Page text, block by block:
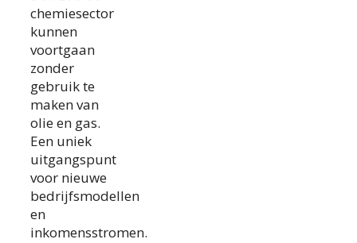
chemiesector
kunnen
voortgaan
zonder
gebruik te
maken van
olie en gas.
Een uniek
uitgangspunt
voor nieuwe
bedrijfsmodellen
en
inkomensstromen.